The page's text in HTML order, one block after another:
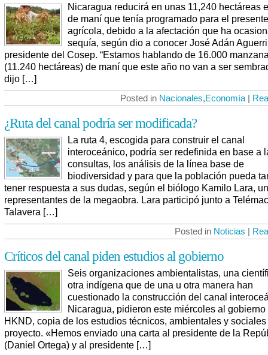
Nicaragua reducirá en unas 11,240 hectáreas
de maní que tenía programado para el
agrícola, debido a la afectación que ha
sequía, según dio a conocer José Adán
presidente del Cosep. “Estamos hablando de 16.000
(11.240 hectáreas) de maní que este año no van a ser
dijo […]
Posted in Nacionales,Economía |
¿Ruta del canal podría ser modificada?
La ruta 4, escogida para construir el canal
interoceánico, podría ser redefinida en base a
consultas, los análisis de la línea base de
biodiversidad y para que la población pueda
tener respuesta a sus dudas, según el biólogo Kamilo Lara,
representantes de la megaobra. Lara participó junto a
Talavera […]
Posted in Noticias |
Críticos del canal piden estudios al gobierno
Seis organizaciones ambientalistas, una
otra indígena que de una u otra manera han
cuestionado la construcción del canal
Nicaragua, pidieron este miércoles al gobierno
HKND, copia de los estudios técnicos, ambientales y
proyecto. «Hemos enviado una carta al presidente de la
(Daniel Ortega) y al presidente […]